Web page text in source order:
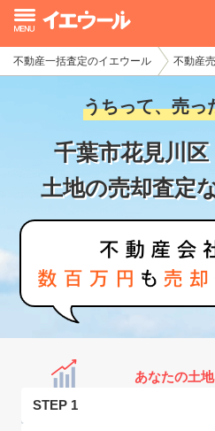
不動産一括査定のイエウール 不動産
うちって、売っ
千葉市花見川
土地の売却査定
あなたの土
STEP 1
イエウール加盟希望の不動産会
初めての方へ
不動産売却の流れ
不動産の売却・一括査定
家査定シミュレーター
お問い合わせ